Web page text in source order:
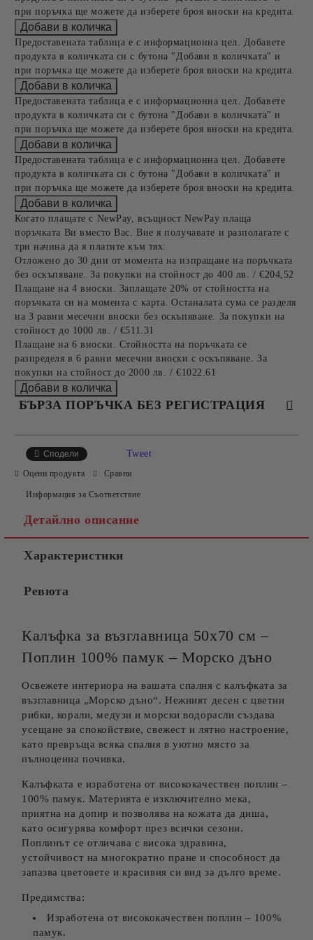
при поръчка ще можете да изберете броя вноски на кредита.
Предоставената таблица е с информационна цел. Добавете
продукта в количката си с бутона "Добави в количката" и
при поръчка ще можете да изберете броя вноски на кредита.
Предоставената таблица е с информационна цел. Добавете
продукта в количката си с бутона "Добави в количката" и
при поръчка ще можете да изберете броя вноски на кредита.
Предоставената таблица е с информационна цел. Добавете
продукта в количката си с бутона "Добави в количката" и
при поръчка ще можете да изберете броя вноски на кредита.
Когато плащате с NewPay, всъщност NewPay плаща
поръчката Ви вместо Вас. Вие я получавате и разполагате с
три начина да я платите към тях:
Отложено до 30 дни от момента на изпращане на поръчката
без оскъпяване. За покупки на стойност до 400 лв. / €204,52
Плащане на 4 вноски. Заплащате 20% от стойността на
поръчката си на момента с карта. Останалата сума се разделя
на 3 равни месечни вноски без оскъпяване. За покупки на
стойност до 1000 лв. / €511.31
Плащане на 6 вноски. Стойността на поръчката се
разпределя в 6 равни месечни вноски с оскъпяване. За
покупки на стойност до 2000 лв. / €1022.61
БЪРЗА ПОРЪЧКА БЕЗ РЕГИСТРАЦИЯ
Ние ще се свържем с вас в рамките на работния ден.
Сподели Tweet
Оцени продукта Сравни
Информация за Съответствие
Детайлно описание
Характеристики
Ревюта
Калъфка за възглавница 50х70 см –
Поплин 100% памук – Морско дъно
Освежете интериора на вашата спалня с калъфката за
възглавница „Морско дъно“. Нежният десен с цветни
рибки, корали, медузи и морски водорасли създава
усещане за спокойствие, свежест и лятно настроение,
като превръща всяка спалня в уютно място за
пълноценна почивка.
Калъфката е изработена от висококачествен поплин –
100% памук. Материята е изключително мека,
приятна на допир и позволява на кожата да диша,
като осигурява комфорт през всички сезони.
Поплинът се отличава с висока здравина,
устойчивост на многократно пране и способност да
запазва цветовете и красивия си вид за дълго време.
Предимства:
Изработена от висококачествен поплин – 100%
памук.